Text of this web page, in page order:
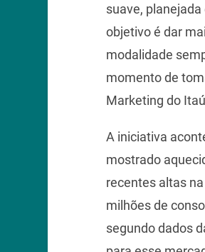
suave,
objetivo é dar
modalidade
momento de
Marketing do
A iniciativa
mostrado
recentes altas
milhões de
segundo dados